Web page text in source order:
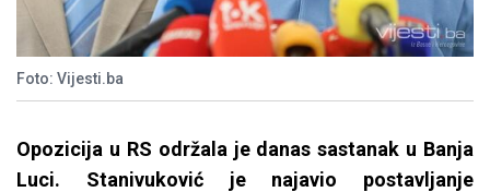
Foto: Vijesti.ba
Opozicija u RS održala je danas sastanak u Banja
Luci. Stanivuković je najavio postavljanje